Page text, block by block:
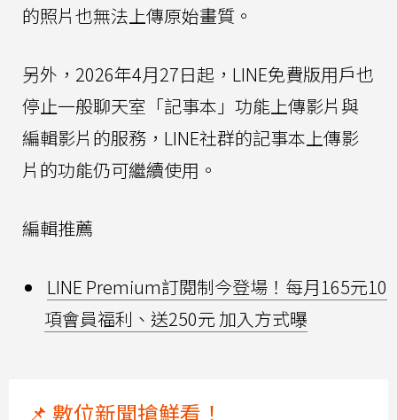
的照片也無法上傳原始畫質。
另外，2026年4月27日起，LINE免費版用戶也
停止一般聊天室「記事本」功能上傳影片與
編輯影片的服務，LINE社群的記事本上傳影
片的功能仍可繼續使用。
編輯推薦
LINE Premium訂閱制今登場！每月165元10
項會員福利、送250元 加入方式曝
📌 數位新聞搶鮮看！